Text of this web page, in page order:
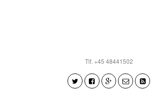
Tlf. +45 48441502